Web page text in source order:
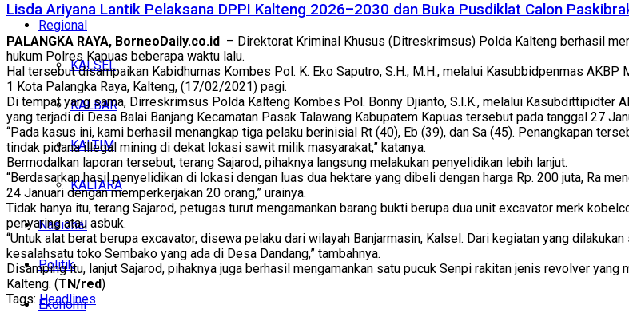
Regional
KALSEL
KALBAR
KALTIM
KALTARA
Nasional
Politik
Ekonomi
Lisda Ariyana Lantik Pelaksana DPPI Kalteng 2026–2030 dan Buka Pusdiklat Calon
PALANGKA RAYA, BorneoDaily.co.id – Direktorat Kriminal Khusus (Ditreskrimsus) Polda Kalteng berhasil
hukum Polres Kapuas beberapa waktu lalu.
Hal tersebut disampaikan Kabidhumas Kombes Pol. K. Eko Saputro, S.H., M.H., melalui Kasubbidpenmas
1 Kota Palangka Raya, Kalteng, (17/02/2021) pagi.
Di tempat yang sama, Dirreskrimsus Polda Kalteng Kombes Pol. Bonny Djianto, S.I.K., melalui Kasubdittipidter
yang terjadi di Desa Balai Banjang Kecamatan Pasak Talawang Kabupatem Kapuas tersebut pada tanggal 27
“Pada kasus ini, kami berhasil menangkap tiga pelaku berinisial Rt (40), Eb (39), dan Sa (45). Penangkapan
tindak pidana illegal mining di dekat lokasi sawit milik masyarakat,” katanya.
Bermodalkan laporan tersebut, terang Sajarod, pihaknya langsung melakukan penyelidikan lebih lanjut.
“Berdasarkan hasil penyelidikan di lokasi dengan luas dua hektare yang dibeli dengan harga Rp. 200 juta, Ra
24 Januari dengan memperkerjakan 20 orang,” urainya.
Tidak hanya itu, terang Sajarod, petugas turut mengamankan barang bukti berupa dua unit excavator merk
penyaring atau asbuk.
“Untuk alat berat berupa excavator, disewa pelaku dari wilayah Banjarmasin, Kalsel. Dari kegiatan yang
kesalahsatu toko Sembako yang ada di Desa Dandang,” tambahnya.
Disamping itu, lanjut Sajarod, pihaknya juga berhasil mengamankan satu pucuk Senpi rakitan jenis revolver
Kalteng. (TN/red)
Tags: Headlines